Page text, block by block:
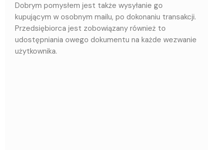
Dobrym pomysłem jest także wysyłanie go
kupującym w osobnym mailu, po dokonaniu transakcji.
Przedsiębiorca jest zobowiązany również to
udostępniania owego dokumentu na każde wezwanie
użytkownika.